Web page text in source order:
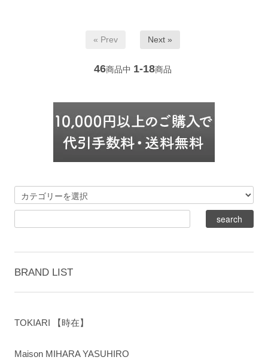
« Prev Next »
46商品中 1-18商品
BRAND LIST
TOKIARI 【時在】
Maison MIHARA YASUHIRO